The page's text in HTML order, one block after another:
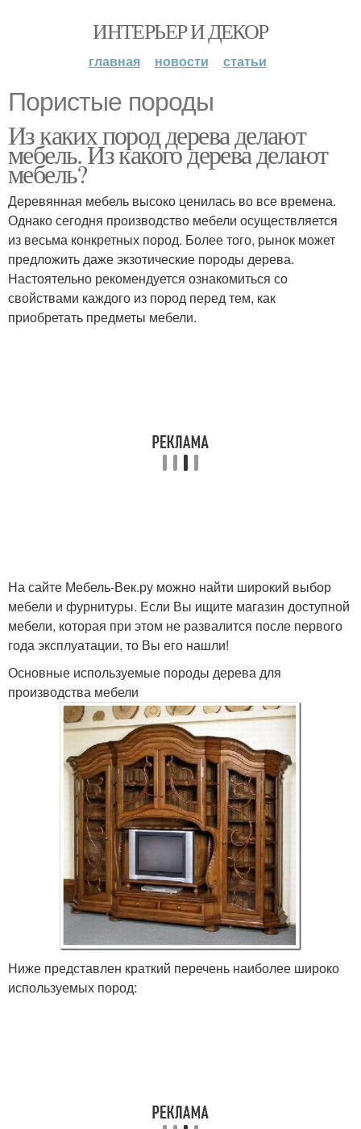
ИНТЕРЬЕР И ДЕКОР
главная новости статьи
Пористые породы
Из каких пород дерева делают
мебель. Из какого дерева делают
мебель?
Деревянная мебель высоко ценилась во все времена.
Однако сегодня производство мебели осуществляется
из весьма конкретных пород. Более того, рынок может
предложить даже экзотические породы дерева.
Настоятельно рекомендуется ознакомиться со
свойствами каждого из пород перед тем, как
приобретать предметы мебели.
На сайте Мебель-Век.ру можно найти широкий выбор
мебели и фурнитуры. Если Вы ищите магазин доступной
мебели, которая при этом не развалится после первого
года эксплуатации, то Вы его нашли!
Основные используемые породы дерева для
производства мебели
Ниже представлен краткий перечень наиболее широко
используемых пород: